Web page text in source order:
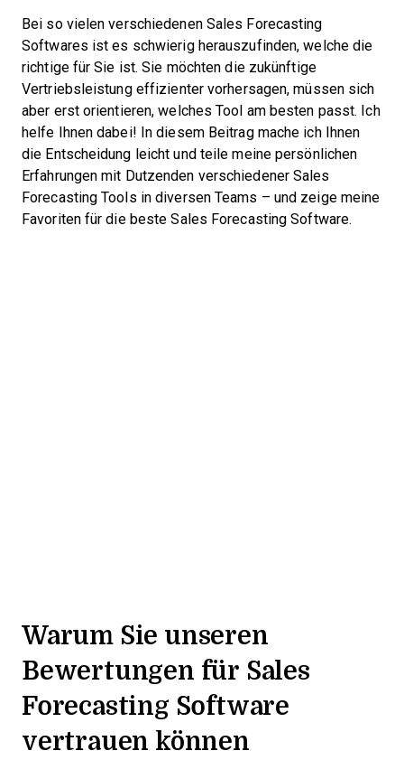
Bei so vielen verschiedenen Sales Forecasting
Softwares ist es schwierig herauszufinden, welche die
richtige für Sie ist. Sie möchten die zukünftige
Vertriebsleistung effizienter vorhersagen, müssen sich
aber erst orientieren, welches Tool am besten passt. Ich
helfe Ihnen dabei! In diesem Beitrag mache ich Ihnen
die Entscheidung leicht und teile meine persönlichen
Erfahrungen mit Dutzenden verschiedener Sales
Forecasting Tools in diversen Teams – und zeige meine
Favoriten für die beste Sales Forecasting Software.
Warum Sie unseren
Bewertungen für Sales
Forecasting Software
vertrauen können